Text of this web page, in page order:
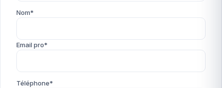
Nom*
Email pro*
Téléphone*